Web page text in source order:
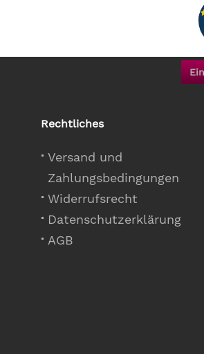
Rechtliches
Versand und
Zahlungsbedingungen
Widerrufsrecht
Datenschutzerklärung
AGB